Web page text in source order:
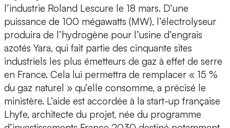
l’industrie Roland Lescure le 18 mars. D’une
puissance de 100 mégawatts (MW), l’électrolyseur
produira de l’hydrogène pour l’usine d’engrais
azotés Yara, qui fait partie des cinquante sites
industriels les plus émetteurs de gaz à effet de serre
en France. Cela lui permettra de remplacer « 15 %
du gaz naturel » qu’elle consomme, a précisé le
ministère. L’aide est accordée à la start-up française
Lhyfe, architecte du projet, née du programme